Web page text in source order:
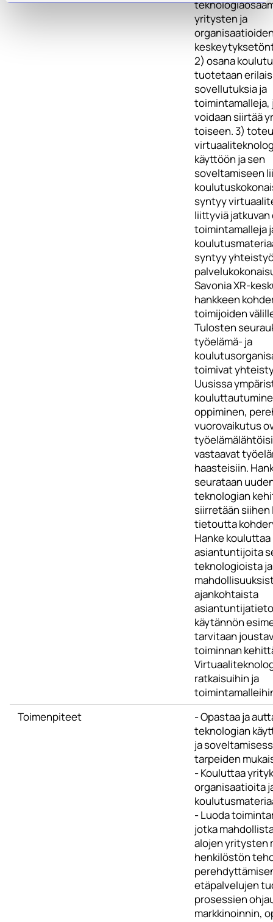
yritysten ja
2) osana
tuotetaan
sovellutuksia ja
toimintamalleja,
voidaan siirtää
toiseen. 3)
käyttöön ja sen
soveltamiseen
syntyy
liittyviä
toimintamalleja
syntyy
Savonia XR-
hankkeen
toimijoiden
Tulosten
työelämä- ja
toimivat
Uusissa
oppiminen,
vuorovaikutus
vastaavat
haasteisiin.
seurataan
teknologian
siirretään siihen
tietoutta
Hanke kouluttaa
asiantuntijoita
teknologioista
ajankohtaista
käytännön
tarvitaan
toiminnan
ratkaisuihin ja
Toimenpiteet
- Opastaa ja
teknologian
ja
tarpeiden
- Kouluttaa
organisaatioita
- Luoda
jotka
alojen yritysten
henkilöstön
etäpalvelujen
prosessien
markkinoinnin,